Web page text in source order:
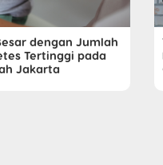
dengan Jumlah
Tertinggi pada
Jakarta